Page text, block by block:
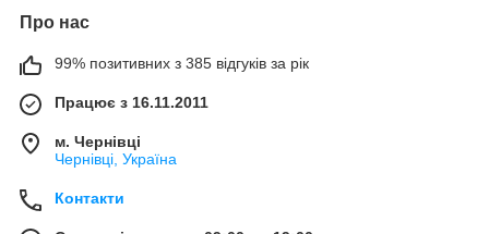
Про нас
99% позитивних з 385 відгуків за рік
Працює з 16.11.2011
м. Чернівці
Чернівці, Україна
Контакти